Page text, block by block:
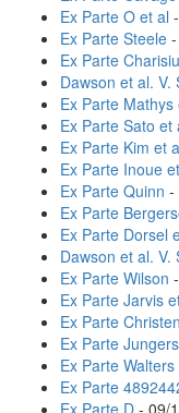
Ex Parte O et al
Ex Parte Steele
Ex Parte
Dawson et al. V.
Ex Parte Mathys
Ex Parte Sato et
Ex Parte Kim et
Ex Parte Inoue
Ex Parte Quinn -
Ex Parte
Ex Parte Dorsel
Dawson et al. V.
Ex Parte Wilson
Ex Parte Jarvis
Ex Parte
Ex Parte Jungers
Ex Parte Walters
Ex Parte
Ex Parte D - 09/